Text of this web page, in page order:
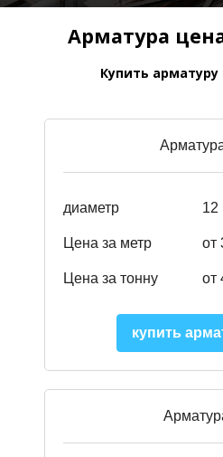
Арматура
Купить арматуру
диаметр 12
Цена за метр от
Цена за тонну от
купить